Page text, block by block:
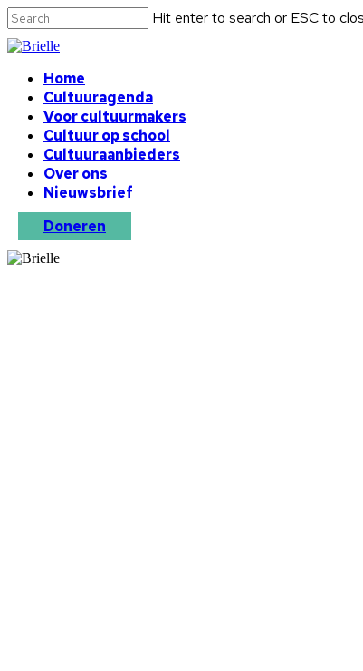
Hit enter to search or ESC to
Home
Cultuuragenda
Voor cultuurmakers
Cultuur op school
Cultuuraanbieders
Over ons
Nieuwsbrief
Doneren